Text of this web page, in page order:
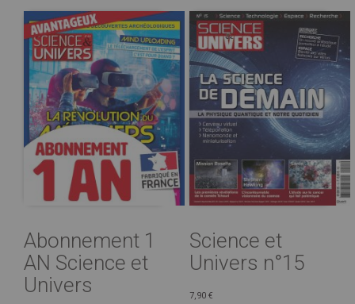
Abonnement 1
AN Science et
Univers
Science et
Univers n°15
7,90 €